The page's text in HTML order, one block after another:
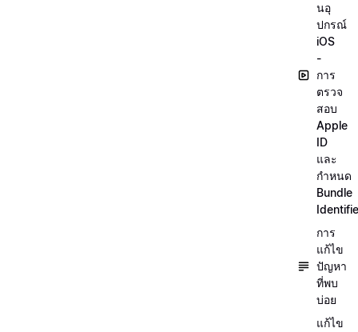
นอุ
ปกรณ์
iOS
-
การ
ตรวจ
สอบ
Apple
ID
และ
กำหนด
Bundle
การ
แก้ไข
ปัญหา
ที่พบ
บ่อย
แก้ไข